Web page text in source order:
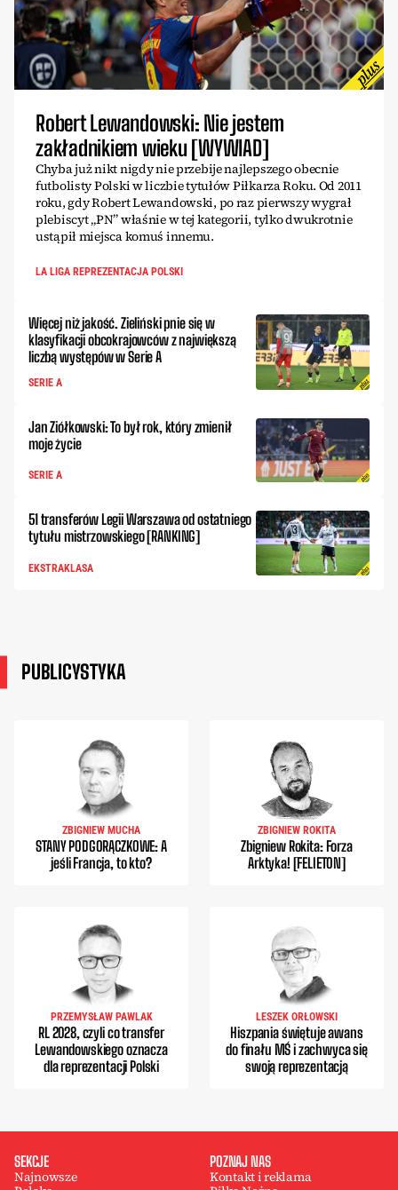
Robert Lewandowski: Nie jestem
zakładnikiem wieku [WYWIAD]
Chyba już nikt nigdy nie przebije najlepszego obecnie
futbolisty Polski w liczbie tytułów Piłkarza Roku. Od 2011
roku, gdy Robert Lewandowski, po raz pierwszy wygrał
plebiscyt „PN” właśnie w tej kategorii, tylko dwukrotnie
ustąpił miejsca komuś innemu.
LA LIGA REPREZENTACJA POLSKI
Więcej niż jakość. Zieliński pnie się w
klasyfikacji obcokrajowców z największą
liczbą występów w Serie A
SERIE A
Jan Ziółkowski: To był rok, który zmienił
moje życie
SERIE A
51 transferów Legii Warszawa od ostatniego
tytułu mistrzowskiego [RANKING]
EKSTRAKLASA
PUBLICYSTYKA
ZBIGNIEW MUCHA
STANY PODGORĄCZKOWE: A
jeśli Francja, to kto?
ZBIGNIEW ROKITA
Zbigniew Rokita: Forza
Arktyka! [FELIETON]
PRZEMYSŁAW PAWLAK
RL 2028, czyli co transfer
Lewandowskiego oznacza
dla reprezentacji Polski
LESZEK ORŁOWSKI
Hiszpania świętuje awans
do finału MŚ i zachwyca się
swoją reprezentacją
SEKCJE
Najnowsze
POZNAJ NAS
Kontakt i reklama